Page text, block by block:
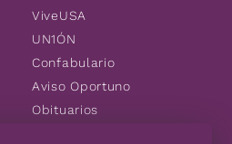
ViveUSA
UN1ÓN
Confabulario
Aviso Oportuno
Obituarios